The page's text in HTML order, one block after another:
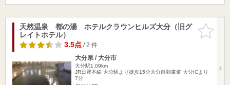
お気に入
りに追加
天然温泉 都の湯 ホテルクラウンヒルズ大分（旧グ
レイトホテル）
3.5点/ 2 件
大分県 / 大分市
大分駅1.09km
JR日豊本線 大分駅より徒歩15分大分自動車道 大分ICより
7分